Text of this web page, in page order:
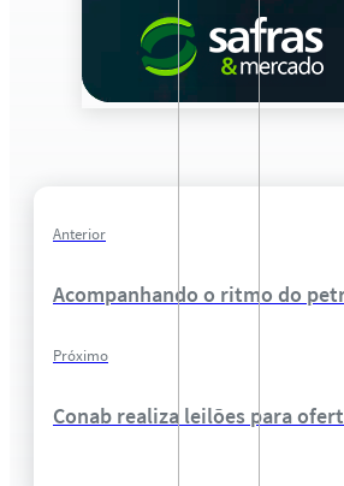
Anterior
Acompanhando o ritmo do
Próximo
Conab realiza leilões para